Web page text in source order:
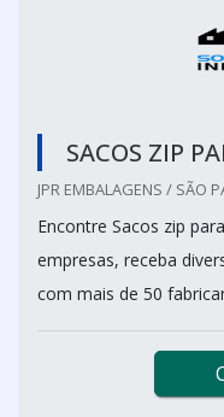
SACOS ZIP
JPR EMBALAGENS / SÃO
Encontre Sacos zip
empresas, receba
com mais de 50